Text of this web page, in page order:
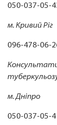
050-037-05-
м. Кривий Ріг
096-478-06-
м. Дніпро
050-037-05-